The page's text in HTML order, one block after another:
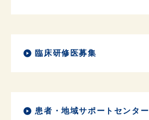
臨床研修医募集
患者・地域サポートセンター